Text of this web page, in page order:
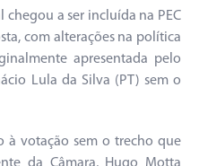
a ser incluída na PEC
com alterações na política
apresentada pelo
Lula da Silva (PT) sem o
à votação sem o trecho que